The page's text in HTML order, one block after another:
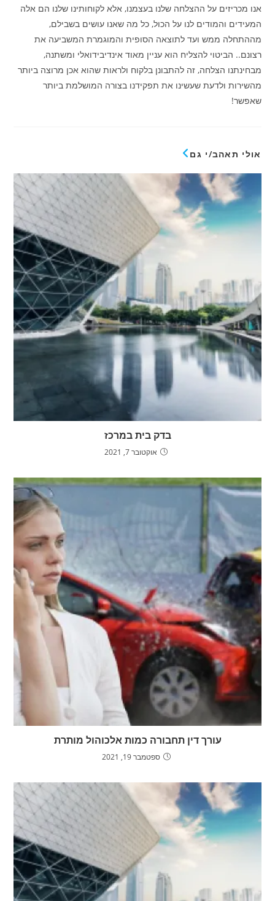
אנו מכריזים על ההצלחה שלנו בעצמנו, אלא לקוחותינו שלנו הם אלה
המעידים והמודים לנו על הכול, כל מה שאנו עושים בשבילם,
מההתחלה ממש ועד לתוצאה הסופית והמוגמרת המשביעה את
רצונם.. הביטוי להצליח הוא עניין מאוד אינדיבידואלי ומשתנה,
מבחינתנו הצלחה, זה להתבונן בלקוח ולראות שהוא אכן מרוצה ביותר
מהשירות ולדעת שעשינו את תפקידנו בצורה המושלמת ביותר
שאפשר!
אולי תאהב/י גם
בדק בית במרכז
אוקטובר 7, 2021
עורך דין תחבורה כמות אלכוהול מותרת
ספטמבר 19, 2021